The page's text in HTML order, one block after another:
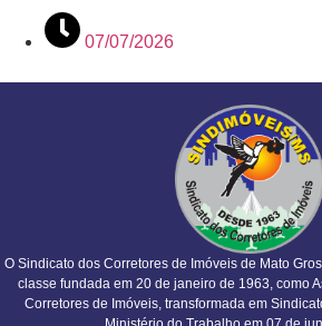
07/07/2026
O Sindicato dos Corretores de Imóveis de Mato
classe fundada em 20 de janeiro de 1963, como
Corretores de Imóveis, transformada em